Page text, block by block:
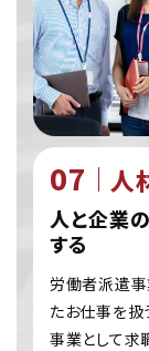
人
人と企業
する
労働者派遣事
たお仕事を扱
事業として求